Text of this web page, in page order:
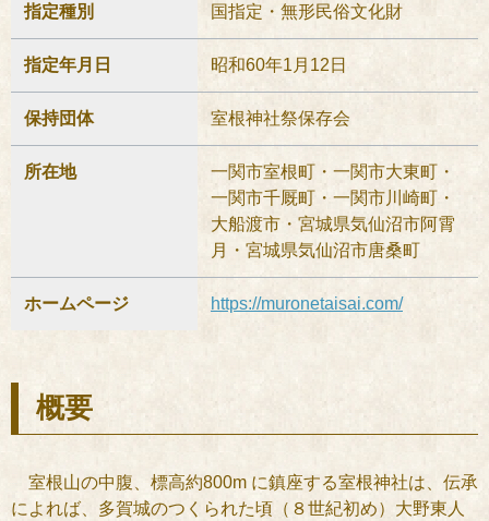
指定種別 国指定・無形民俗文化財
指定年月日 昭和60年1月12日
保持団体 室根神社祭保存会
所在地
一関市室根町・一関市大東町・
一関市千厩町・一関市川崎町・
大船渡市・宮城県気仙沼市阿霄
月・宮城県気仙沼市唐桑町
ホームページ https://muronetaisai.com/
概要
室根山の中腹、標高約800m に鎮座する室根神社は、伝承
によれば、多賀城のつくられた頃（８世紀初め）大野東人